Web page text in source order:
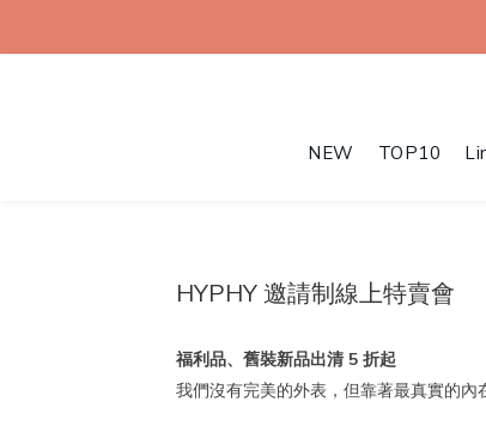
NEW TOP10
HYPHY 邀請制線上特賣會
福利品、舊裝新品出清 5 折起
我們沒有完美的外表，但靠著最真實的內